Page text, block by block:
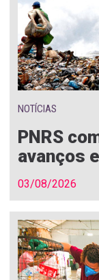
NOTÍCIAS
PNRS
avanços
03/08/2026